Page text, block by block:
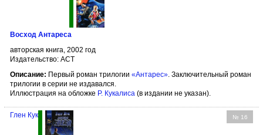
Восход Антареса
авторская книга, 2002 год
Издательство: АСТ
Описание: Первый роман трилогии «Антарес». Заключительный роман
трилогии в серии не издавался.
Иллюстрация на обложке Р. Кукалиса (в издании не указан).
№ 16
Глен Кук